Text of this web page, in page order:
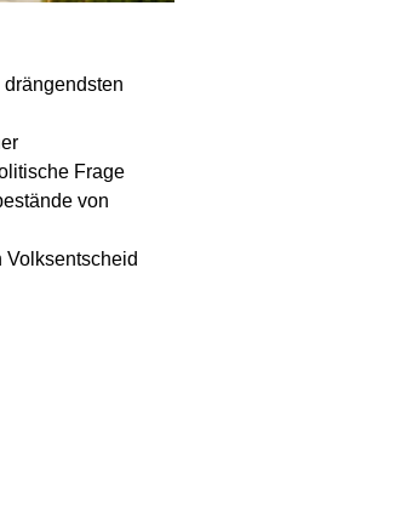
Frage
von
Volksentscheid